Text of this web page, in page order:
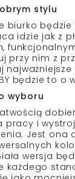
stylu
biurko
idzie jak z
przy nim z
najważniejsze
będzie to o
wyboru
pracy i
Jest ona
wersja
każdego